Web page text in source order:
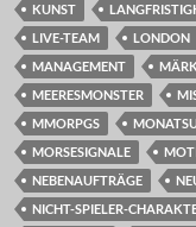
KUNST
LIVE-TEAM
LONDON
MANAGEMENT
MEERESMONSTER
MMORPGS
MORSESIGNALE
NEBENAUFTRÄGE
NICHT-SPIELER-